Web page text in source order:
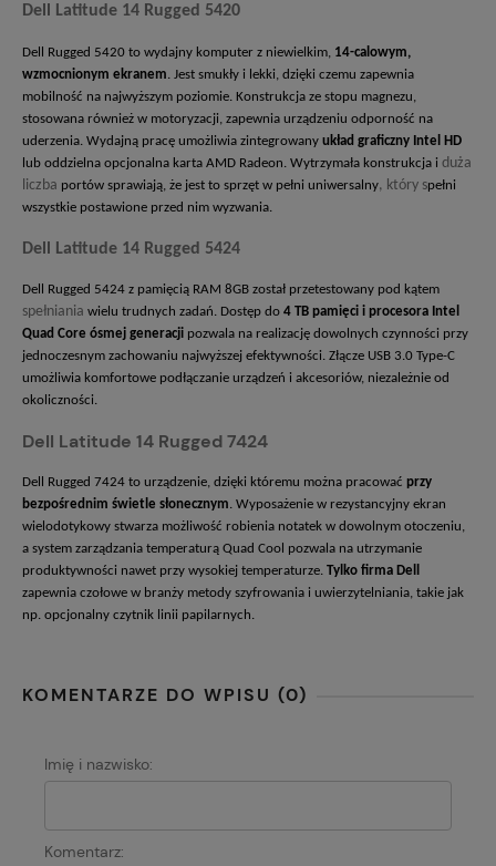
Dell Latitude 14 Rugged 5420
Dell Rugged 5420 to wydajny komputer z niewielkim, 14-calowym,
wzmocnionym ekranem . Jest smukły i lekki, dzięki czemu zapewnia
mobilność na najwyższym poziomie. Konstrukcja ze stopu magnezu,
stosowana również w motoryzacji, zapewnia urządzeniu odporność na
uderzenia. Wydajną pracę umożliwia zintegrowany układ graficzny Intel HD
lub oddzielna opcjonalna karta AMD Radeon. Wytrzymała konstrukcja i duża
liczba portów sprawiają, że jest to sprzęt w pełni uniwersalny, który spełni
wszystkie postawione przed nim wyzwania.
Dell Latitude 14 Rugged 5424
Dell Rugged 5424 z pamięcią RAM 8GB został przetestowany pod kątem
spełniania wielu trudnych zadań. Dostęp do 4 TB pamięci i procesora Intel
Quad Core ósmej generacji pozwala na realizację dowolnych czynności przy
jednoczesnym zachowaniu najwyższej efektywności. Złącze USB 3.0 Type-C
umożliwia komfortowe podłączanie urządzeń i akcesoriów, niezależnie od
okoliczności.
Dell Latitude 14 Rugged 7424
Dell Rugged 7424 to urządzenie, dzięki któremu można pracować przy
bezpośrednim świetle słonecznym. Wyposażenie w rezystancyjny ekran
wielodotykowy stwarza możliwość robienia notatek w dowolnym otoczeniu,
a system zarządzania temperaturą Quad Cool pozwala na utrzymanie
produktywności nawet przy wysokiej temperaturze. Tylko firma Dell
zapewnia czołowe w branży metody szyfrowania i uwierzytelniania, takie jak
np. opcjonalny czytnik linii papilarnych.
KOMENTARZE DO WPISU (0)
Imię i nazwisko:
Komentarz: